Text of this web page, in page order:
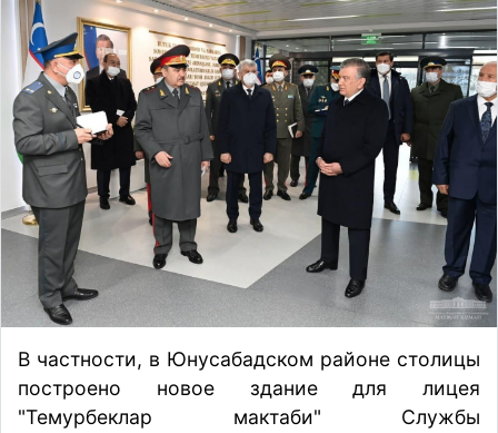
В частности, в Юнусабадском районе столицы
построено новое здание для лицея
"Темурбеклар мактаби" Службы